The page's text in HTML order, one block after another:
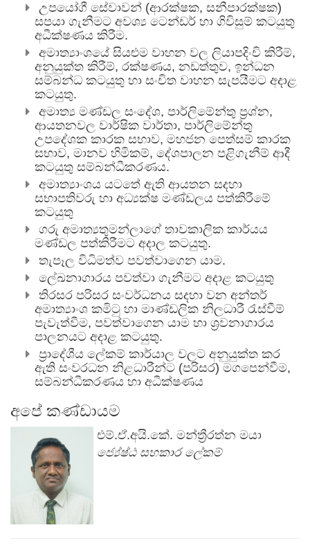
උපයෝගී සේවාවන් (ආරක්ෂක, සනීපාරක්ෂක)
සපයා ගැනීමට අවශ්‍ය ටෙන්ඩර් හා ගිවිසුම් කටයුතු
අධීක්ෂණය කිරීම.
අමාත්‍යාංශයේ සියළුම වාහන වල ලියාපදිංචි කිරීම්,
අනුයුක්ත කිරීම්, රක්ෂණය, නඩත්තුව, ඉන්ධන
සම්බන්ධ කටයුතු හා සංචිත වාහන සැපයීමට අදාළ
කටයුතු.
අමාත්‍ය මණ්ඩල සංදේශ, පාර්ලිමේන්තු ප්‍රශ්න,
ආයතනවල වාර්ෂික වාර්තා, පාර්ලිමේන්තු
උපදේශක කාරක සභාව, මහජන පෙත්සම් කාරක
සභාව, මානව හිමිකම්, දේශපාලන පළිගැනීම් ආදී
කටයුතු සම්බන්ධීකරණය.
අමාත්‍යාංශය යටතේ ඇති ආයතන සදහා
සභාපතිවරු හා අධ්‍යක්ෂ මණ්ඩලය පත්කිරීමේ
කටයුතු
ගරු අමාත්‍යතුමන්ලාගේ තාවකාලික කාර්යය
මණ්ඩල පත්කිරීමට අදාල කටයුතු.
තැපෑල විධිමත්ව පවත්වාගෙන යාම.
ලේඛනාගාරය පවත්වා ගැනීමට අදාළ කටයුතු
තිරසර පරිසර සංවර්ධනය සදහා වන අන්තර්
අමාත්‍යාංශ කමිටු හා මාණ්ඩලික නිලධාරී රැස්වීම්
පැවැත්වීම, පවත්වාගෙන යාම හා ශ්‍රවනාගාරය
පාලනයට අදාළ කටයුතු.
ප්‍රාදේශීය ලේකම් කාර්යාල වලට අනුයුක්ත කර
ඇති සංවරධන නිළධාරීන්ට (පරිසර) මගපෙන්වීම,
සම්බන්ධීකරණය හා අධීක්ෂණය
අපේ කණ්ඩායම
එම්.ඒ.අයි.කේ. මන්ත්‍රීරත්න මයා
ජ්‍යේෂ්ඨ සහකාර ලේකම්